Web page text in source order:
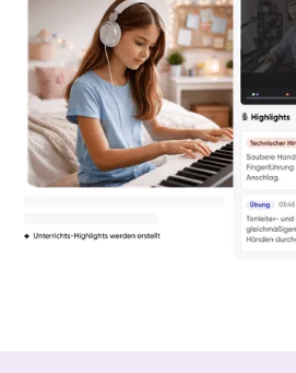
Yuna
Klavier / Piano / Flügel
Camilla
Klavier / Piano / Flügel
Negin
Klavier / Piano / Flügel
Katarzyna
Klavier / Piano / Flügel